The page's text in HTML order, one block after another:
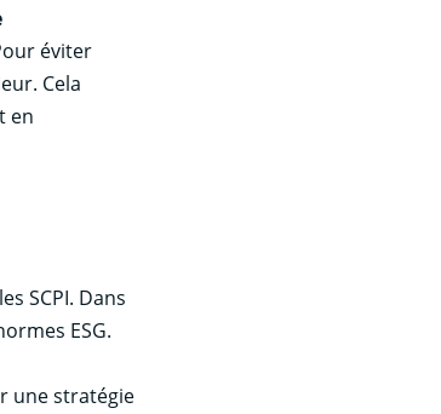
éviter
Cela
en
SCPI. Dans
ESG.
une stratégie